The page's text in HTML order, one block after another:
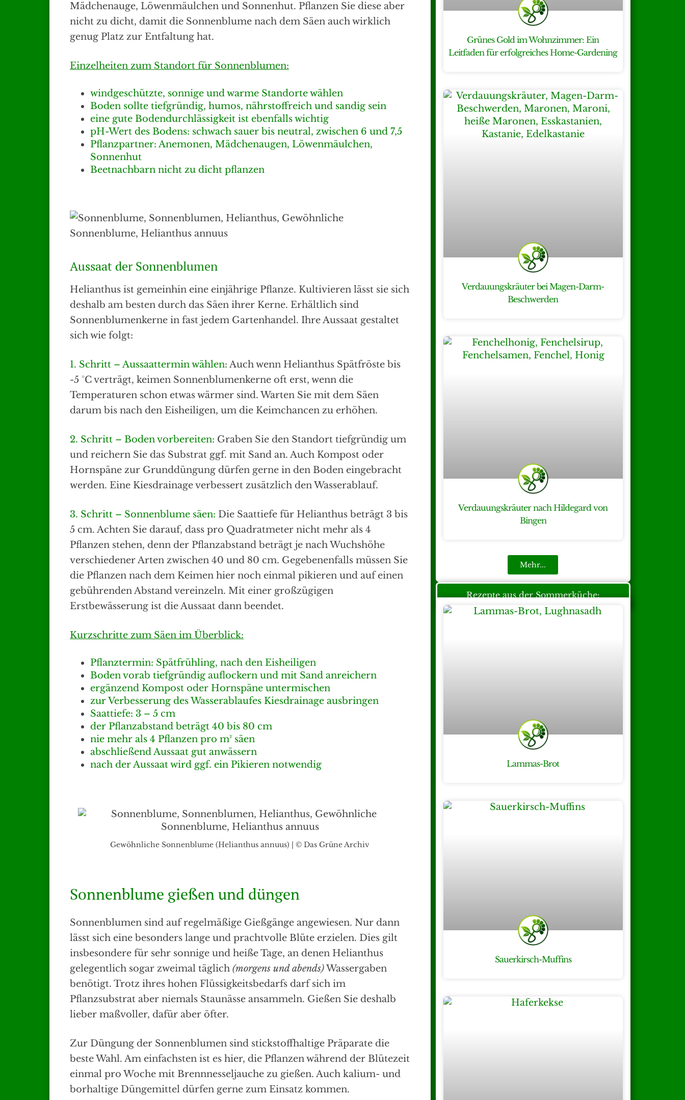
Mädchenauge, Löwenmäulchen und Sonnenhut. Pflanzen Sie diese aber
nicht zu dicht, damit die Sonnenblume nach dem Säen auch wirklich
genug Platz zur Entfaltung hat.
Einzelheiten zum Standort für Sonnenblumen:
windgeschützte, sonnige und warme Standorte wählen
Boden sollte tiefgründig, humos, nährstoffreich und sandig sein
eine gute Bodendurchlässigkeit ist ebenfalls wichtig
pH-Wert des Bodens: schwach sauer bis neutral, zwischen 6 und 7,5
Pflanzpartner: Anemonen, Mädchenaugen, Löwenmäulchen,
Sonnenhut
Beetnachbarn nicht zu dicht pflanzen
Aussaat der Sonnenblumen
Helianthus ist gemeinhin eine einjährige Pflanze. Kultivieren lässt sie sich
deshalb am besten durch das Säen ihrer Kerne. Erhältlich sind
Sonnenblumenkerne in fast jedem Gartenhandel. Ihre Aussaat gestaltet
sich wie folgt:
1. Schritt – Aussaattermin wählen: Auch wenn Helianthus Spätfröste bis
-5 °C verträgt, keimen Sonnenblumenkerne oft erst, wenn die
Temperaturen schon etwas wärmer sind. Warten Sie mit dem Säen
darum bis nach den Eisheiligen, um die Keimchancen zu erhöhen.
2. Schritt – Boden vorbereiten: Graben Sie den Standort tiefgründig um
und reichern Sie das Substrat ggf. mit Sand an. Auch Kompost oder
Hornspäne zur Grunddüngung dürfen gerne in den Boden eingebracht
werden. Eine Kiesdrainage verbessert zusätzlich den Wasserablauf.
3. Schritt – Sonnenblume säen: Die Saattiefe für Helianthus beträgt 3 bis
5 cm. Achten Sie darauf, dass pro Quadratmeter nicht mehr als 4
Pflanzen stehen, denn der Pflanzabstand beträgt je nach Wuchshöhe
verschiedener Arten zwischen 40 und 80 cm. Gegebenenfalls müssen Sie
die Pflanzen nach dem Keimen hier noch einmal pikieren und auf einen
gebührenden Abstand vereinzeln. Mit einer großzügigen
Erstbewässerung ist die Aussaat dann beendet.
Kurzschritte zum Säen im Überblick:
Pflanztermin: Spätfrühling, nach den Eisheiligen
Boden vorab tiefgründig auflockern und mit Sand anreichern
ergänzend Kompost oder Hornspäne untermischen
zur Verbesserung des Wasserablaufes Kiesdrainage ausbringen
Saattiefe: 3 – 5 cm
der Pflanzabstand beträgt 40 bis 80 cm
nie mehr als 4 Pflanzen pro m² säen
abschließend Aussaat gut anwässern
nach der Aussaat wird ggf. ein Pikieren notwendig
Gewöhnliche Sonnenblume (Helianthus annuus) | © Das Grüne Archiv
Sonnenblume gießen und düngen
Sonnenblumen sind auf regelmäßige Gießgänge angewiesen. Nur dann
lässt sich eine besonders lange und prachtvolle Blüte erzielen. Dies gilt
insbesondere für sehr sonnige und heiße Tage, an denen Helianthus
gelegentlich sogar zweimal täglich (morgens und abends)Wassergaben
benötigt. Trotz ihres hohen Flüssigkeitsbedarfs darf sich im
Pflanzsubstrat aber niemals Staunässe ansammeln. Gießen Sie deshalb
lieber maßvoller, dafür aber öfter.
Zur Düngung der Sonnenblumen sind stickstoffhaltige Präparate die
beste Wahl. Am einfachsten ist es hier, die Pflanzen während der Blütezeit
einmal pro Woche mit Brennnesseljauche zu gießen. Auch kalium- und
borhaltige Düngemittel dürfen gerne zum Einsatz kommen.
Grünes Gold im Wohnzimmer: Ein
Leitfaden für erfolgreiches Home-Gardening
Verdauungskräuter bei Magen-Darm-
Beschwerden
Verdauungskräuter nach Hildegard von
Bingen
Mehr...
Rezepte aus der Sommerküche:
Lammas-Brot
Sauerkirsch-Muffins